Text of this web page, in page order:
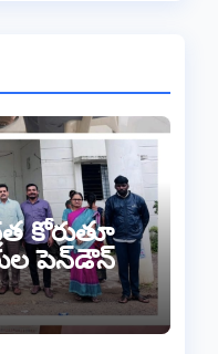
కోరుతూ
పెన్‌డౌన్